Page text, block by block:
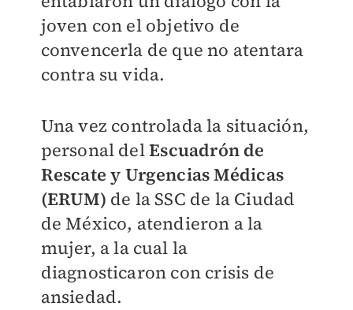
joven con el objetivo de
convencerla de que no atentara
contra su vida.
Una vez controlada la situación,
personal delEscuadrón de
Rescate y Urgencias Médicas
(ERUM) de la SSC de la Ciudad
de México, atendieron a la
mujer, a la cual la
diagnosticaron con crisis de
ansiedad.